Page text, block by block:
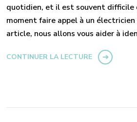
quotidien, et il est souvent difficile
moment faire appel à un électricien
article, nous allons vous aider à
CONTINUER LA LECTURE